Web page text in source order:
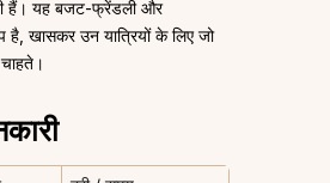
हैं। यह बजट-फ्रेंडली और
है, खासकर उन यात्रियों के लिए जो